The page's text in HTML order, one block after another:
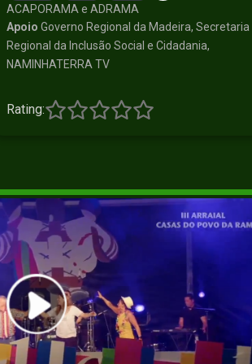
ACAPORAMA e ADRAMA
Apoio Governo Regional da Madeira, Secretaria
Regional da Inclusão Social e Cidadania,
NAMINHATERRA TV
Rating:
2+